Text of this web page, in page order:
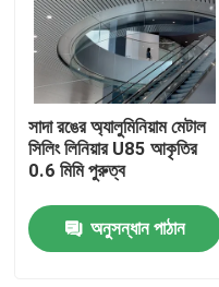
ভিডিও
আমাদের সম্পর্কে
কারখানা ভ্রমণ
মান নিয়ন্ত্রণ
সাদা রঙের অ্যালুমিনিয়াম মেটাল
সিলিং লিনিয়ার U85 আকৃতির
0.6 মিমি পুরুত্ব
অনুসন্ধান পাঠান